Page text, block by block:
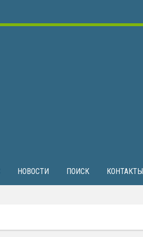
НОВОСТИ ПОИСК КОНТАКТЫ